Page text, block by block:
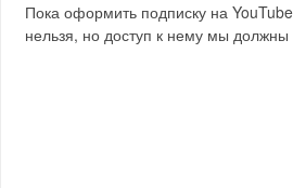
Пока оформить подписку на
нельзя, но доступ к нему мы должны